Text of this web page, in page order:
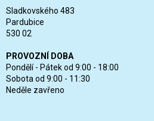
Sladkovského 483
Pardubice
530 02
PROVOZNÍ DOBA
Pondělí - Pátek od 9:00 - 18:00
Sobota od 9:00 - 11:30
Neděle zavřeno